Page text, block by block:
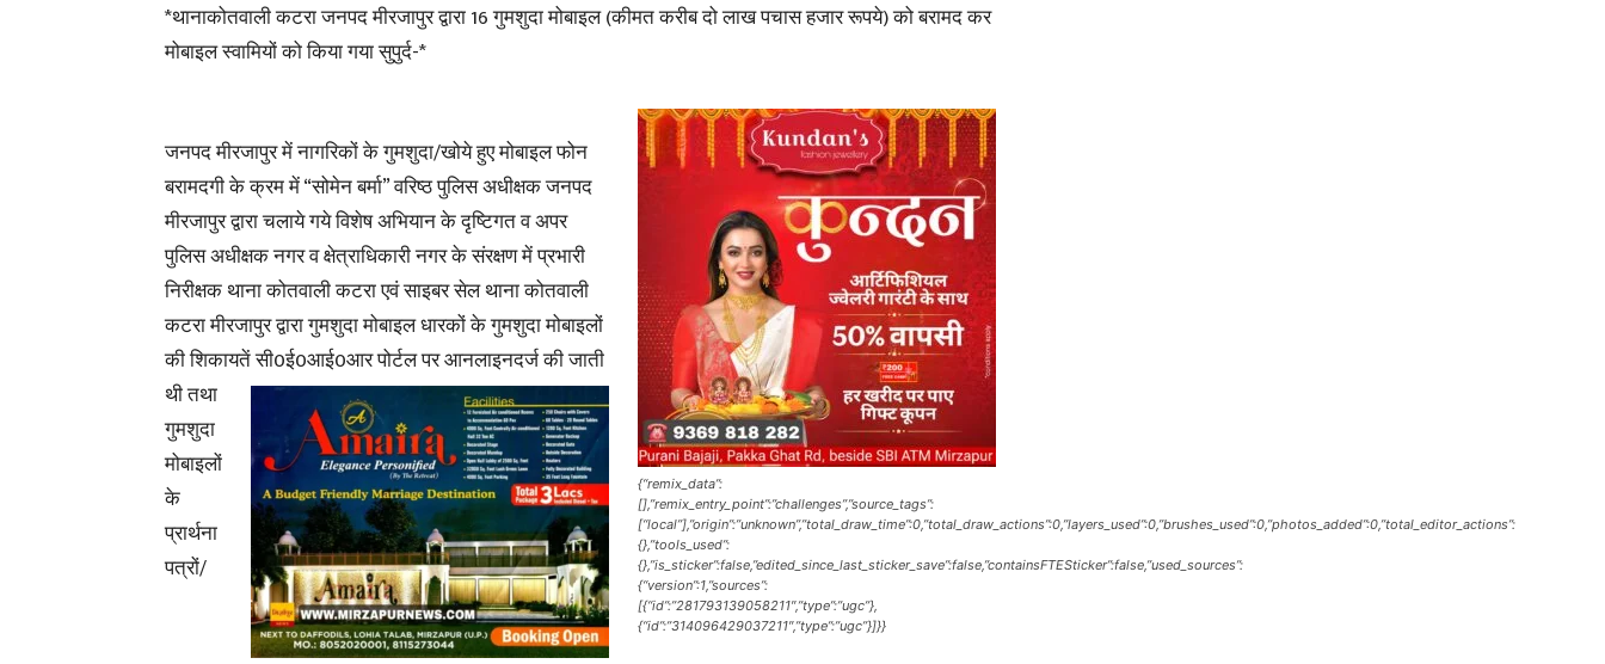
Today
Hindi
News
*थानाकोतवाली कटरा जनपद मीरजापुर द्वारा 16 गुमशुदा मोबाइल (कीमत करीब दो लाख पचास हजार रूपये) को बरामद कर
मोबाइल स्वामियों को किया गया सुपुर्द-*
{“remix_data”:
[],”remix_entry_point”:”challenges”,”source_tags”:
[“local”],”origin”:”unknown”,”total_draw_time”:0,”total_draw_actions”:0,”layers_used”:0,”brushes_used”:0,”photos_added”:0,”total_editor_actions”:
{},”tools_used”:
{},”is_sticker”:false,”edited_since_last_sticker_save”:false,”containsFTESticker”:false,”used_sources”:
{“version”:1,”sources”:
[{“id”:”281793139058211″,”type”:”ugc”},
{“id”:”314096429037211″,”type”:”ugc”}]}}
जनपद मीरजापुर में नागरिकों के गुमशुदा/खोये हुए मोबाइल फोन
बरामदगी के क्रम में “सोमेन बर्मा” वरिष्ठ पुलिस अधीक्षक जनपद
मीरजापुर द्वारा चलाये गये विशेष अभियान के दृष्टिगत व अपर
पुलिस अधीक्षक नगर व क्षेत्राधिकारी नगर के संरक्षण में प्रभारी
निरीक्षक थाना कोतवाली कटरा एवं साइबर सेल थाना कोतवाली
कटरा मीरजापुर द्वारा गुमशुदा मोबाइल धारकों के गुमशुदा मोबाइलों
की शिकायतें सी0ई0आई0आर पोर्टल परआनलाइनदर्ज की जाती
थी तथा
गुमशुदा
मोबाइलों
के
प्रार्थना
पत्रों/